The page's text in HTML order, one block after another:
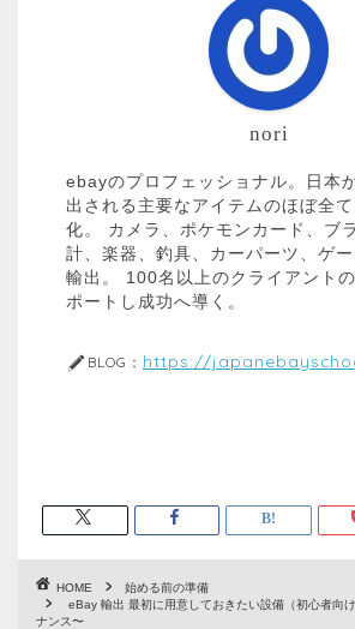
nori
ebayのプロフェッショナル。日本
出される主要なアイテムのほぼ全
化。 カメラ、ポケモンカード、ブ
計、楽器、釣具、カーパーツ、ゲー
輸出。 100名以上のクライアント
ポートし成功へ導く。
BLOG： https://
HOME
始める前の準備
eBay 輸出 最初に用意しておきたい設備（初心者向
ナンス〜